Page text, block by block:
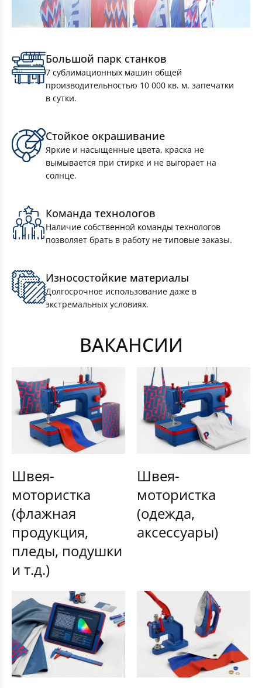
Большой парк станков
7 сублимационных машин общей
производительностью 10 000 кв. м. запечатки
в сутки.
Стойкое окрашивание
Яркие и насыщенные цвета, краска не
вымывается при стирке и не выгорает на
солнце.
Команда технологов
Наличие собственной команды технологов
позволяет брать в работу не типовые заказы.
Износостойкие материалы
Долгосрочное использование даже в
экстремальных условиях.
ВАКАНСИИ
Швея-
мотористка
(флажная
продукция,
пледы, подушки
и т.д.)
Швея-
мотористка
(одежда,
аксессуары)